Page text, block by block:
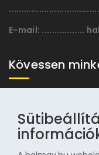
E-mail: .................
Kövessen